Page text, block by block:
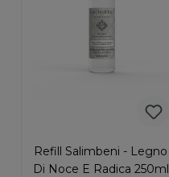
Refill Salimbeni - Legno
Di Noce E Radica 250ml